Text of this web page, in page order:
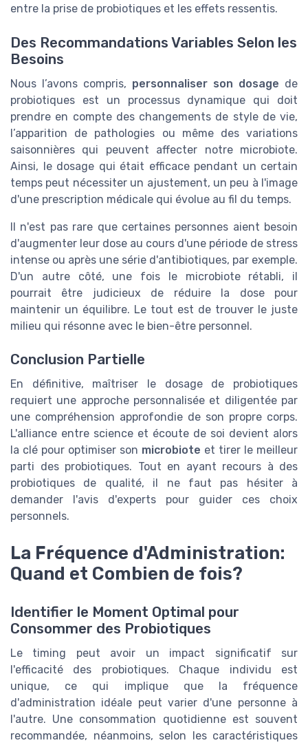
entre la prise de probiotiques et les effets ressentis.
Des Recommandations Variables Selon les
Besoins
Nous l’avons compris, personnaliser son dosage de
probiotiques est un processus dynamique qui doit
prendre en compte des changements de style de vie,
l’apparition de pathologies ou même des variations
saisonnières qui peuvent affecter notre microbiote.
Ainsi, le dosage qui était efficace pendant un certain
temps peut nécessiter un ajustement, un peu à l'image
d'une prescription médicale qui évolue au fil du temps.
Il n'est pas rare que certaines personnes aient besoin
d'augmenter leur dose au cours d'une période de stress
intense ou après une série d'antibiotiques, par exemple.
D'un autre côté, une fois le microbiote rétabli, il
pourrait être judicieux de réduire la dose pour
maintenir un équilibre. Le tout est de trouver le juste
milieu qui résonne avec le bien-être personnel.
Conclusion Partielle
En définitive, maîtriser le dosage de probiotiques
requiert une approche personnalisée et diligentée par
une compréhension approfondie de son propre corps.
L'alliance entre science et écoute de soi devient alors
la clé pour optimiser son microbiote et tirer le meilleur
parti des probiotiques. Tout en ayant recours à des
probiotiques de qualité, il ne faut pas hésiter à
demander l'avis d'experts pour guider ces choix
personnels.
La Fréquence d'Administration:
Quand et Combien de fois?
Identifier le Moment Optimal pour
Consommer des Probiotiques
Le timing peut avoir un impact significatif sur
l'efficacité des probiotiques. Chaque individu est
unique, ce qui implique que la fréquence
d'administration idéale peut varier d'une personne à
l'autre. Une consommation quotidienne est souvent
recommandée, néanmoins, selon les caractéristiques